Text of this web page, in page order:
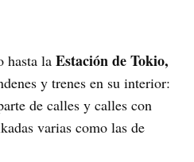
hasta laEstación de Tokio,
y trenes en su interior:
de calles y calles con
varias como las de